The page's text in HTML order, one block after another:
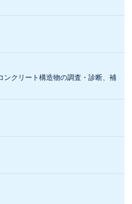
ンクリート構造物の調査・診断、補